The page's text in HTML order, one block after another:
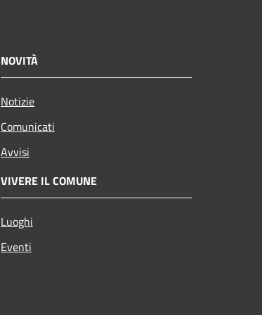
NOVITÀ
Notizie
Comunicati
Avvisi
VIVERE IL COMUNE
Luoghi
Eventi